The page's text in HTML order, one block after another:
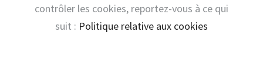
contrôler les cookies, reportez-vous à ce qui
suit : Politique relative aux cookies